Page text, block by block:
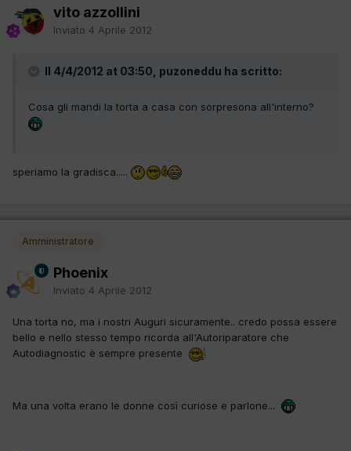
vito azzollini
Inviato 4 Aprile 2012
Il 4/4/2012 at 03:50, puzoneddu ha scritto:
Cosa gli mandi la torta a casa con sorpresona all'interno?
speriamo la gradisca.....
Amministratore
Phoenix
Inviato 4 Aprile 2012
Una torta no, ma i nostri Auguri sicuramente.. credo possa essere
bello e nello stesso tempo ricorda all'Autoriparatore che
Autodiagnostic è sempre presente
Ma una volta erano le donne così curiose e parlone...